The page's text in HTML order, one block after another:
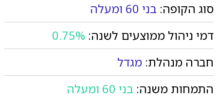
סוג הקופה: בני 60 ומעלה
דמי ניהול ממוצעים לשנה: 0.75%
חברה מנהלת: מגדל
התמחות משנה: בני 60 ומעלה